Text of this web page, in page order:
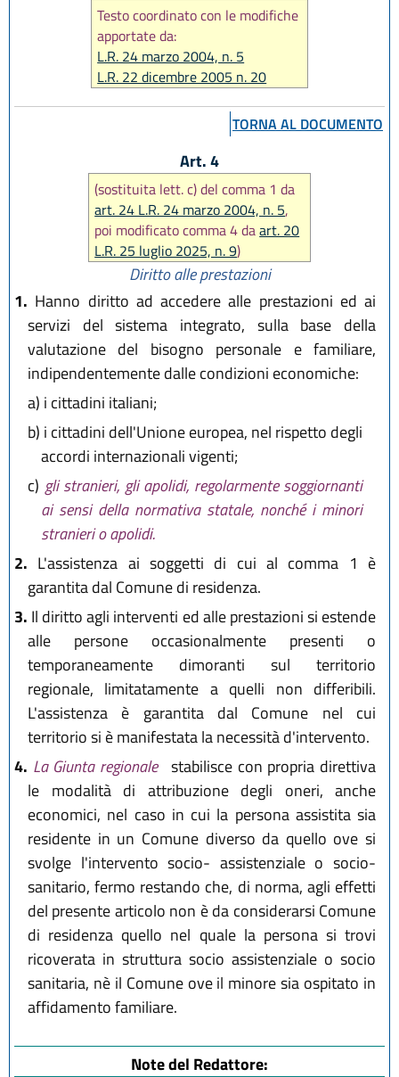
Testo coordinato con le modifiche
apportate da:
L.R. 24 marzo 2004, n. 5
L.R. 22 dicembre 2005 n. 20
L.R. 23 dicembre 2010 n. 14
L.R. 22 dicembre 2011 n. 21
L.R. 21 dicembre 2012 n. 19
L.R. 20 dicembre 2013 n. 28
L.R. 30 luglio 2015, n. 13
L.R. 15 luglio 2016 n. 11
L.R. 19 dicembre 2016, n. 24
L.R. 6 novembre 2019, n. 22
L.R. 10 dicembre 2019, n. 29
L.R. 28 dicembre 2023, n. 17
L.R. 25 luglio 2025, n. 9
TORNA AL DOCUMENTO
Art. 4
(sostituita lett. c) del comma 1 da
art. 24 L.R. 24 marzo 2004, n. 5,
poi modificato comma 4 daart. 20
L.R. 25 luglio 2025, n. 9)
Diritto alle prestazioni
1. Hanno diritto ad accedere alle prestazioni ed ai
servizi del sistema integrato, sulla base della
valutazione del bisogno personale e familiare,
indipendentemente dalle condizioni economiche:
a) i cittadini italiani;
b) i cittadini dell'Unione europea, nel rispetto degli
accordi internazionali vigenti;
c) gli stranieri, gli apolidi, regolarmente soggiornanti
ai sensi della normativa statale, nonché i minori
stranieri o apolidi.
2. L'assistenza ai soggetti di cui al comma 1 è
garantita dal Comune di residenza.
3. Il diritto agli interventi ed alle prestazioni si estende
alle persone occasionalmente presenti o
temporaneamente dimoranti sul territorio
regionale, limitatamente a quelli non differibili.
L'assistenza è garantita dal Comune nel cui
territorio si è manifestata la necessità d'intervento.
4. La Giunta regionale stabilisce con propria direttiva
le modalità di attribuzione degli oneri, anche
economici, nel caso in cui la persona assistita sia
residente in un Comune diverso da quello ove si
svolge l'intervento socio- assistenziale o socio-
sanitario, fermo restando che, di norma, agli effetti
del presente articolo non è da considerarsi Comune
di residenza quello nel quale la persona si trovi
ricoverata in struttura socio assistenziale o socio
sanitaria, nè il Comune ove il minore sia ospitato in
affidamento familiare.
Note del Redattore: